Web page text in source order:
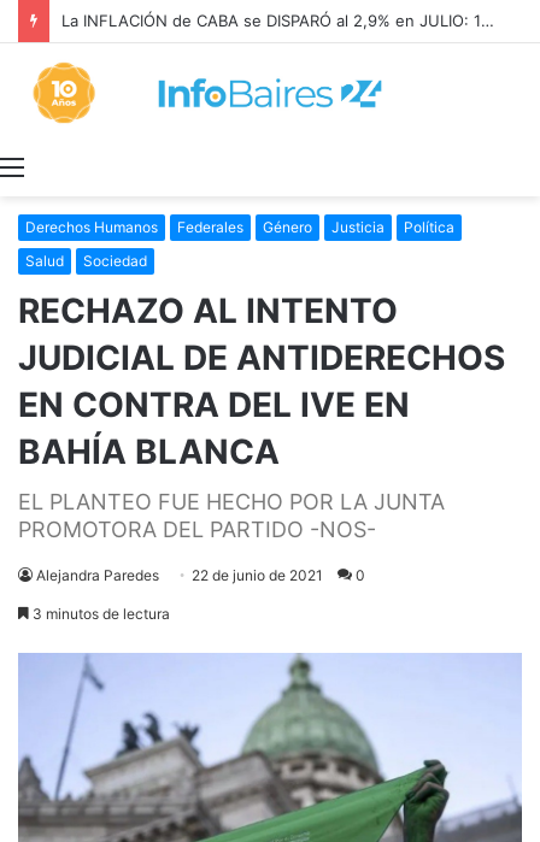
La INFLACIÓN de CABA se DISPARÓ al 2,9% en JULIO: 19,4% en 2026
Derechos Humanos Federales Género Justicia
Política
Salud
Sociedad
RECHAZO AL INTENTO
JUDICIAL DE ANTIDERECHOS
EN CONTRA DEL IVE EN
BAHÍA BLANCA
EL PLANTEO FUE HECHO POR LA JUNTA
PROMOTORA DEL PARTIDO -NOS-
Alejandra Paredes 22 de junio de 2021 0
3 minutos de lectura